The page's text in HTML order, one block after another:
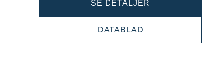
SE DETALJER
EFB
DATABLAD
EFB